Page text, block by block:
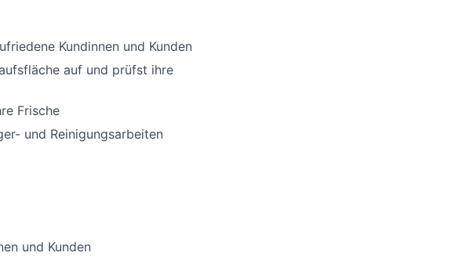
Kundinnen und Kunden
auf und prüfst ihre
Frische
und Reinigungsarbeiten
und Kunden